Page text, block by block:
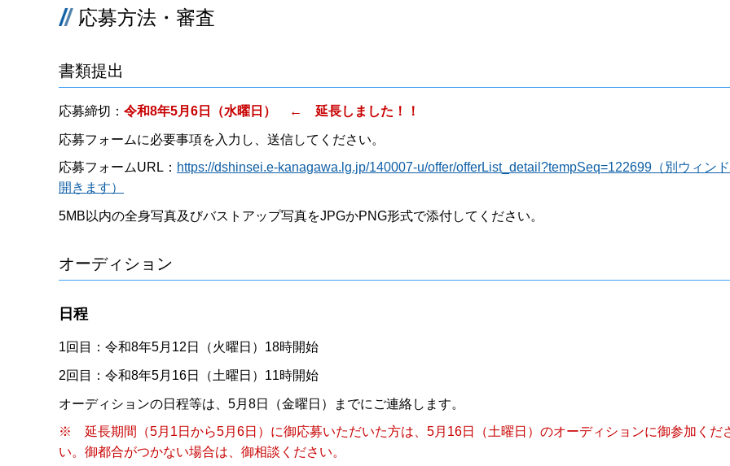
応募方法・審査
書類提出
応募締切： 令和8年5月6日（水曜日） ← 延長しました！！
応募フォームに必要事項を入力し、送信してください。
応募フォームURL： https://dshinsei.e-kanagawa.lg.jp/140007-u/offer/offerList_detail?tempSeq=122699（別ウィン
開きます）
5MB以内の全身写真及びバストアップ写真をJPGかPNG形式で添付してください。
オーディション
日程
1回目：令和8年5月12日（火曜日）18時開始
2回目：令和8年5月16日（土曜日）11時開始
オーディションの日程等は、5月8日（金曜日）までにご連絡します。
※ 延長期間（5月1日から5月6日）に御応募いただいた方は、5月16日（土曜日）のオーディションに御参加くだ
い。御都合がつかない場合は、御相談ください。